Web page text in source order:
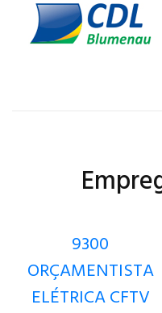
9300
ORÇAMENTISTA
ELÉTRICA CFTV